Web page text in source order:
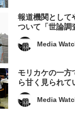
報道機関として
ついて「世論調
Media
モリカケの一方
ら甘く見られて
Media